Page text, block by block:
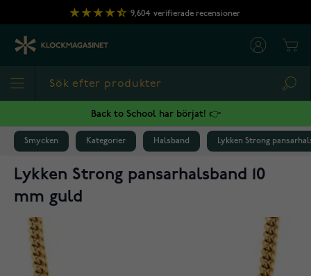
Hoppa till innehållet
9,604 verifierade recensioner
Back to School har börjat! 👉
Smycken Kategorier Halsband Lykken Strong
Lykken Strong pansarhalsband 10
mm guld